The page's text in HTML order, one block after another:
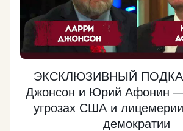
ЭКСКЛЮЗИВНЫЙ
Джонсон и Юрий Афонин
угрозах США и
демократии